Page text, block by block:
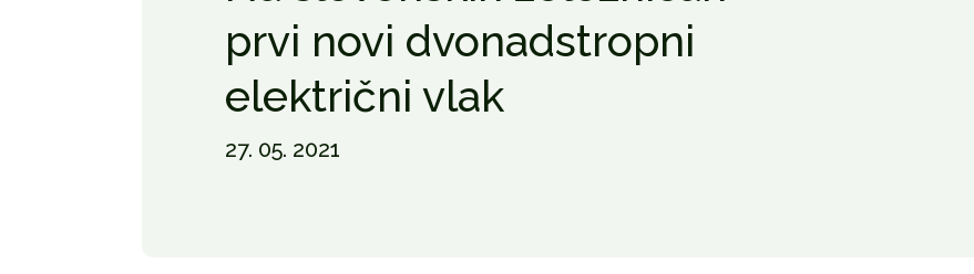
prvi novi dvonadstropni
električni vlak
27. 05. 2021